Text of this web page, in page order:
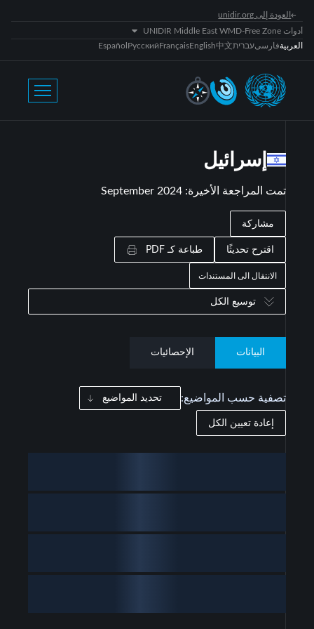
العودة إلى unidir.org
أدوات UNIDIR Middle East WMD-Free Zone
العربيةفارسیעברית中文
English
Français
Русский
Español
إسرائيل
تمت المراجعة الأخيرة:
September 2024
مشاركة
اقترح تحديثًا طباعة كـ PDF
الانتقال الى المستندات
توسيع الكل
البيانات الإحصائيات
تصفية حسب المواضيع: تحديد المواضيع
إعادة تعيين الكل